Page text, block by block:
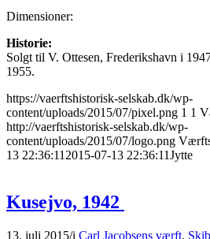
Dimensioner:
Historie:
Solgt til V. Ottesen, Frederikshavn i
1955.
https://vaerftshistorisk-selskab.dk/wp-
content/uploads/2015/07/pixel.png 1 1
http://vaerftshistorisk-selskab.dk/wp-
content/uploads/2015/07/logo.png
13 22:36:11 2015-07-13 22:36:11Jytte
Kusejvo, 1942
13. juli 2015/i Carl Jacobsens værft,